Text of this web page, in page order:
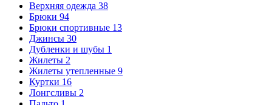
Верхняя одежда 38
Брюки 94
Брюки спортивные 13
Джинсы 30
Дубленки и шубы 1
Жилеты 2
Жилеты утепленные 9
Куртки 16
Лонгсливы 2